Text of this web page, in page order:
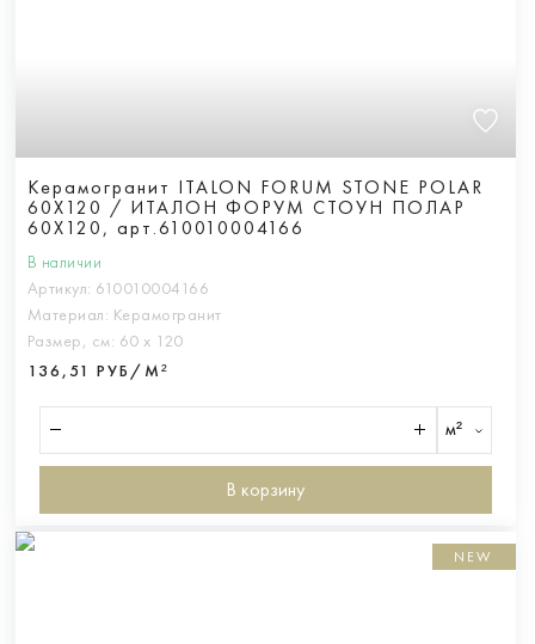
Керамогранит ITALON FORUM STONE POLAR
60X120 / ИТАЛОН ФОРУМ СТОУН ПОЛАР
60X120, арт.610010004166
В наличии
Артикул: 610010004166
Материал: Керамогранит
Размер, см: 60 х 120
136,51 РУБ/М²
м²
В корзину
NEW